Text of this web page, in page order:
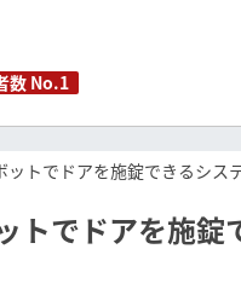
数 No.1
ットでドアを施錠できるシ
トでドアを施